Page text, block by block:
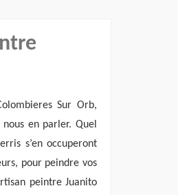
Sur Orb,
en parler. Quel
s’en occuperont
pour peindre vos
peintre Juanito